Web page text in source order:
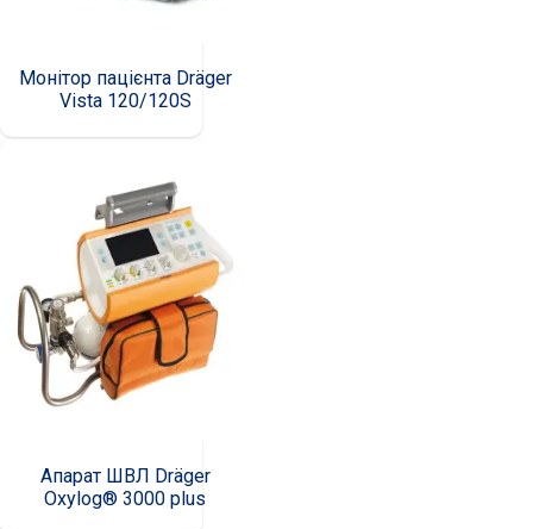
Монітор пацієнта Dräger
Vista 120/120S
Апарат ШВЛ Dräger
Oxylog® 3000 plus